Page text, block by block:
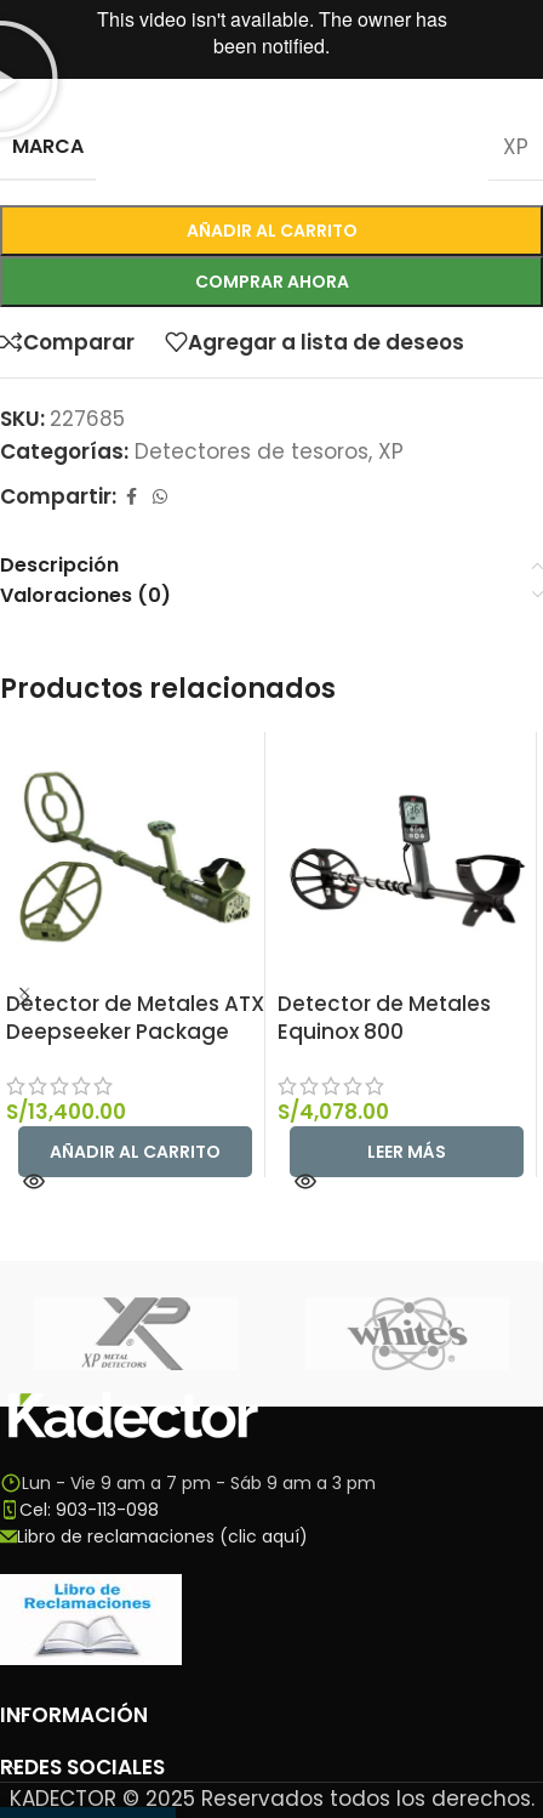
MARCA XP
AÑADIR AL CARRITO
COMPRAR AHORA
Comparar Agregar a lista de deseos
SKU: 227685
Categorías: Detectores de tesoros, XP
Compartir:
Descripción
Valoraciones (0)
Productos relacionados
Detector de Metales ATX
Deepseeker Package
S/13,400.00
AÑADIR AL CARRITO
Detector de Metales
Equinox 800
S/4,078.00
LEER MÁS
Lun - Vie 9 am a 7 pm - Sáb 9 am a 3 pm
Cel: 903-113-098
Libro de reclamaciones (clic aquí)
INFORMACIÓN
REDES SOCIALES
KADECTOR © 2025 Reservados todos los derechos.